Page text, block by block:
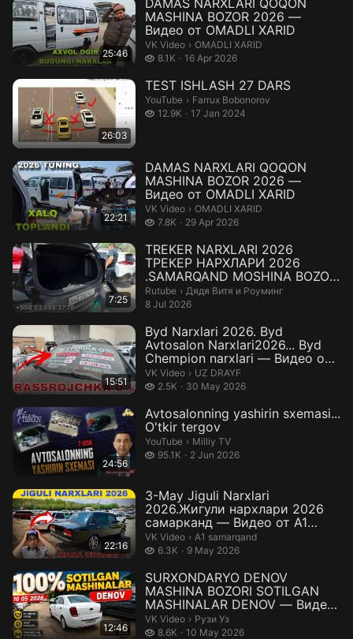
25:46
DAMAS NARXLARI QOQON
MASHINA BOZOR 2026 —
Видео от OMADLI XARID
VK Video › OMADLI XARID.
OMADLI XARID
8.1K
8.1 thousand views
16 Apr 2026
26:03
TEST ISHLASH 27 DARS
YouTube › Farrux Bobonorov.
Farrux Bobonorov
12.9K
12.9 thousand views
17 Jan 2024
22:21
DAMAS NARXLARI QOQON
MASHINA BOZOR 2026 —
Видео от OMADLI XARID
VK Video › OMADLI XARID.
OMADLI XARID
7.8K
7.8 thousand views
29 Apr 2026
7:25
TREKER NARXLARI 2026
ТРЕКЕР НАРХЛАРИ 2026
.SAMARQAND MOSHINA BOZORI
2026 САМАРКАНД МО...
Rutube › Дядя Витя и Роуминг.
Дядя Витя и Роуминг
8 Jul 2026
15:51
Byd Narxlari 2026. Byd
Avtosalon Narxlari2026... Byd
Chempion narxlari — Видео от
UZ ...
VK Video › UZ DRAYF.
UZ DRAYF
2.5K
2.5 thousand views
30 May 2026
24:56
Avtosalonning yashirin sxemasi...
O'tkir tergov
YouTube › Milliy TV.
Milliy TV
95.1K
95.1 thousand views
2 Jun 2026
22:16
3-May Jiguli Narxlari
2026.Жигули нархлари 2026
самарканд — Видео от A1
samarqand
VK Video › A1 samarqand.
A1 samarqand
6.3K
6.3 thousand views
9 May 2026
12:46
SURXONDARYO DENOV
MASHINA BOZORI SOTILGAN
MASHINALAR DENOV — Видео
от Рузи Уз
VK Video › Рузи Уз.
Рузи Уз
8.6K
8.6 thousand views
10 May 2026